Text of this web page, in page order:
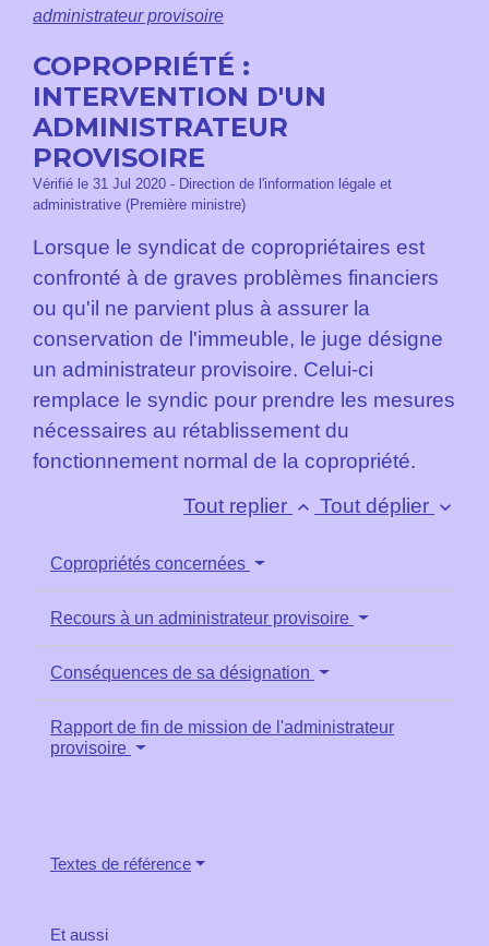
administrateur provisoire
COPROPRIÉTÉ :
INTERVENTION D'UN
ADMINISTRATEUR
PROVISOIRE
Vérifié le 31 Jul 2020 - Direction de l'information légale et
administrative (Première ministre)
Lorsque le syndicat de copropriétaires est
confronté à de graves problèmes financiers
ou qu'il ne parvient plus à assurer la
conservation de l'immeuble, le juge désigne
un administrateur provisoire. Celui-ci
remplace le syndic pour prendre les mesures
nécessaires au rétablissement du
fonctionnement normal de la copropriété.
Tout replier keyboard_arrow_up Tout déplier keyboard_arrow_down
Copropriétés concernées
Recours à un administrateur provisoire
Conséquences de sa désignation
Rapport de fin de mission de l'administrateur
provisoire
Textes de référence
Et aussi